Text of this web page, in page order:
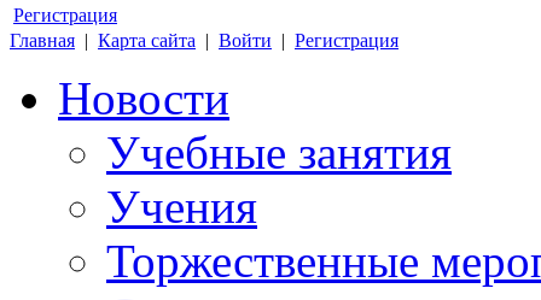
Регистрация
Главная | Карта сайта | Войти | Регистрация
Новости
Учебные занятия
Учения
Торжественные